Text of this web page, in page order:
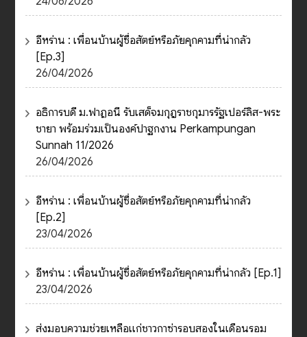
อีหร่าน : เพื่อนบ้านผู้ซื่อสัตย์หรือภัยคุกคามที่น่ากลัว
[Ep.3]
26/04/2026
อธิการบดี ม.ฟาฏอนี รับเสด็จมกุฎราชกุมารรัฐเปอร์ลิส-พระ
ชายา พร้อมร่วมเป็นองค์ปาฐกงาน Perkampungan
Sunnah 11/2026
26/04/2026
อีหร่าน : เพื่อนบ้านผู้ซื่อสัตย์หรือภัยคุกคามที่น่ากลัว
[Ep.2]
23/04/2026
อีหร่าน : เพื่อนบ้านผู้ซื่อสัตย์หรือภัยคุกคามที่น่ากลัว [Ep.1]
23/04/2026
ส่งมอบความช่วยเหลือแก่ชาวกาซ่ารอบสองในเดือนรอม